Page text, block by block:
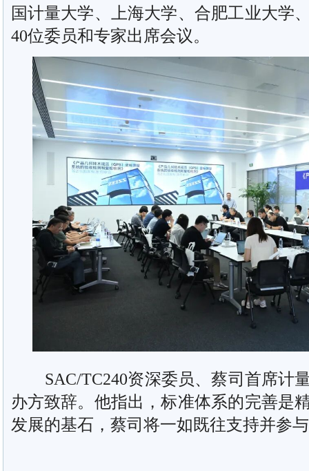
国计量大学、上海大学、合肥工业大学
40位委员和专家出席会议。
SAC/TC240资深委员、蔡司首席计
办方致辞。他指出，标准体系的完善是
发展的基石，蔡司将一如既往支持并参